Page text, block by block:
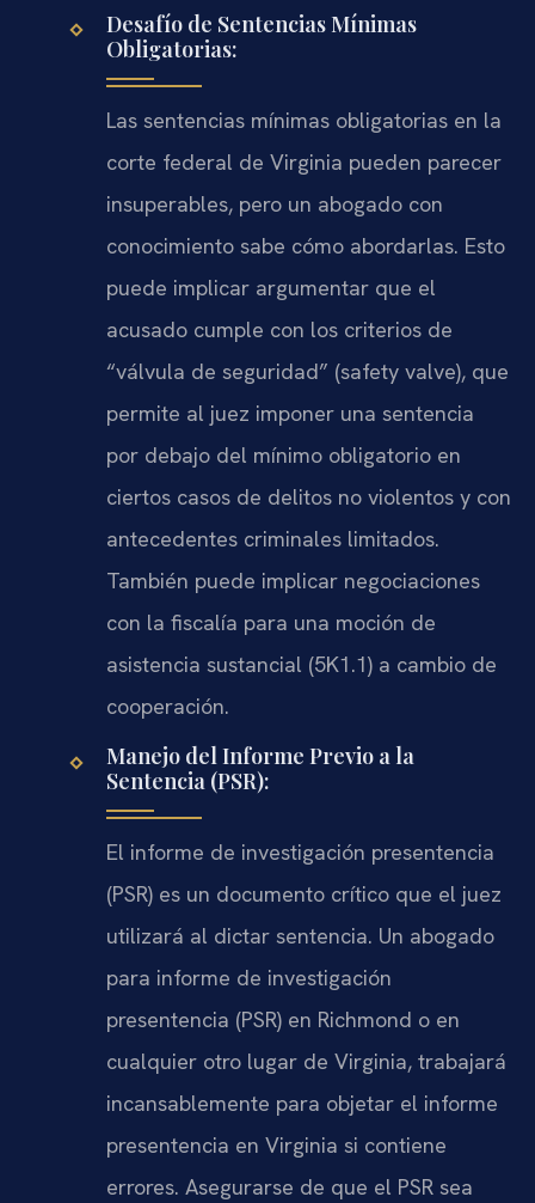
Desafío de Sentencias Mínimas
Obligatorias:
Las sentencias mínimas obligatorias en la
corte federal de Virginia pueden parecer
insuperables, pero un abogado con
conocimiento sabe cómo abordarlas. Esto
puede implicar argumentar que el
acusado cumple con los criterios de
“válvula de seguridad” (safety valve), que
permite al juez imponer una sentencia
por debajo del mínimo obligatorio en
ciertos casos de delitos no violentos y con
antecedentes criminales limitados.
También puede implicar negociaciones
con la fiscalía para una moción de
asistencia sustancial (5K1.1) a cambio de
cooperación.
Manejo del Informe Previo a la
Sentencia (PSR):
El informe de investigación presentencia
(PSR) es un documento crítico que el juez
utilizará al dictar sentencia. Un abogado
para informe de investigación
presentencia (PSR) en Richmond o en
cualquier otro lugar de Virginia, trabajará
incansablemente para objetar el informe
presentencia en Virginia si contiene
errores. Asegurarse de que el PSR sea